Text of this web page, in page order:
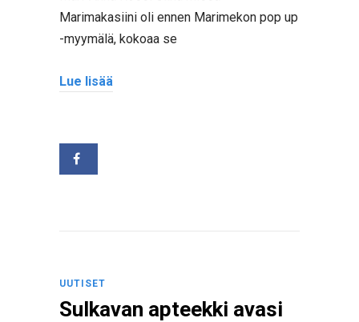
Marimakasiini oli ennen Marimekon pop up
-myymälä, kokoaa se
Lue lisää
UUTISET
Sulkavan apteekki avasi